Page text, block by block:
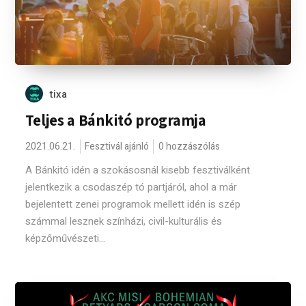
tixa
Teljes a Bánkitó programja
2021.06.21. Fesztivál ajánló 0 hozzászólás
A Bánkitó idén a szokásosnál kisebb fesztiválként
jelentkezik a csodaszép tó partjáról, ahol a már
bejelentett zenei programok mellett idén is szép
számmal lesznek színházi, civil-kulturális és
képzőművészeti...